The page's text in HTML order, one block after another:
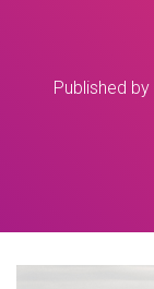
Published by